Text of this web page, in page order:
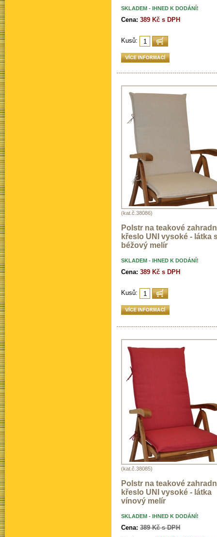
SKLADEM - IHNED K DODÁNÍ!
Cena: 389 Kč s DPH
Kusů:
(kat.č.38086)
Polstr na teakové
křeslo UNI vysoké - látka
béžový melír
SKLADEM - IHNED K DODÁNÍ!
Cena: 389 Kč s DPH
Kusů:
(kat.č.38085)
Polstr na teakové
křeslo UNI vysoké - látka
vínový melír
SKLADEM - IHNED K DODÁNÍ!
Cena: 389 Kč s DPH